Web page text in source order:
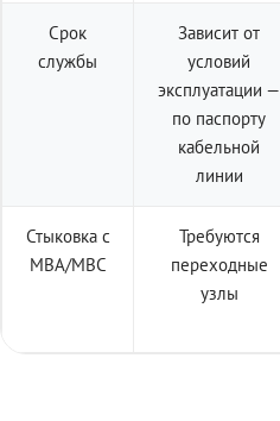
Срок
службы
Зависит от
условий
эксплуатации —
по паспорту
кабельной
линии
Стыковка с
МВА/МВС
Требуются
переходные
узлы